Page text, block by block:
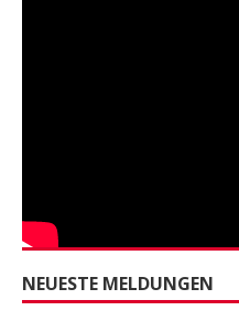
NEUESTE MELDUNGEN